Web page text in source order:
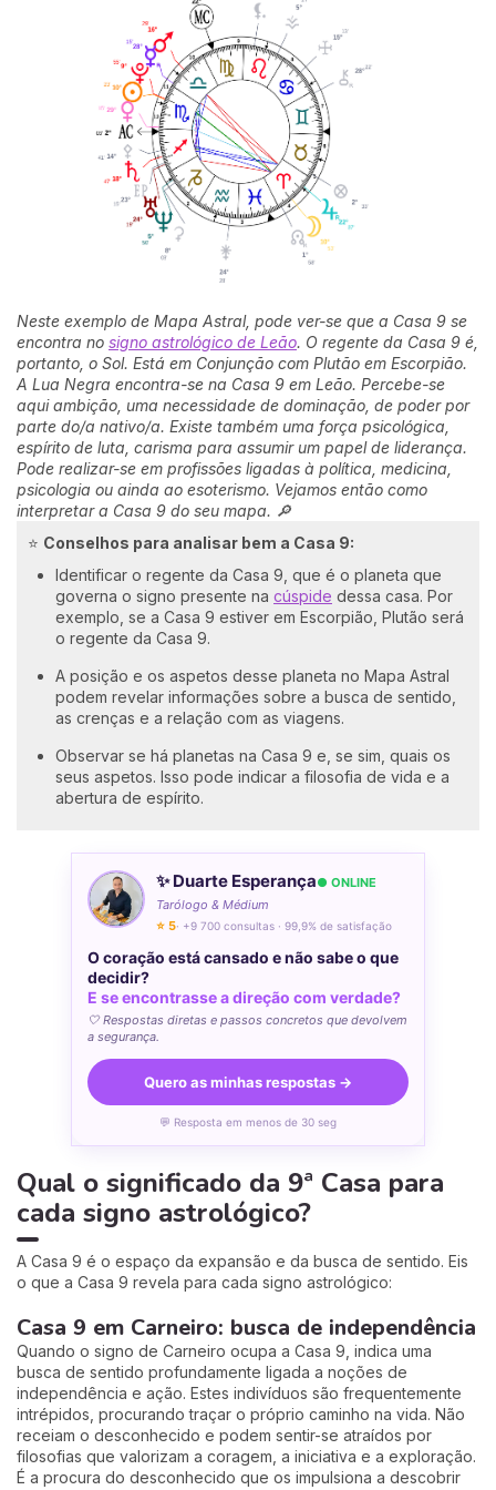
Neste exemplo de Mapa Astral, pode ver-se que a Casa 9 se
encontra no signo astrológico de Leão. O regente da Casa 9 é,
portanto, o Sol. Está em Conjunção com Plutão em Escorpião.
A Lua Negra encontra-se na Casa 9 em Leão. Percebe-se
aqui ambição, uma necessidade de dominação, de poder por
parte do/a nativo/a. Existe também uma força psicológica,
espírito de luta, carisma para assumir um papel de liderança.
Pode realizar-se em profissões ligadas à política, medicina,
psicologia ou ainda ao esoterismo. Vejamos então como
interpretar a Casa 9 do seu mapa. 🔎
⭐ Conselhos para analisar bem a Casa 9:
Identificar o regente da Casa 9, que é o planeta que
governa o signo presente na cúspide dessa casa. Por
exemplo, se a Casa 9 estiver em Escorpião, Plutão será
o regente da Casa 9.
A posição e os aspetos desse planeta no Mapa Astral
podem revelar informações sobre a busca de sentido,
as crenças e a relação com as viagens.
Observar se há planetas na Casa 9 e, se sim, quais os
seus aspetos. Isso pode indicar a filosofia de vida e a
abertura de espírito.
✨ Duarte Esperança● ONLINE
Tarólogo & Médium
⭐ 5· +9 700 consultas · 99,9% de satisfação
O coração está cansado e não sabe o que
decidir?
E se encontrasse a direção com verdade?
🤍 Respostas diretas e passos concretos que devolvem
a segurança.
Quero as minhas respostas →
💬 Resposta em menos de 30 seg
Qual o significado da 9ª Casa para
cada signo astrológico?
A Casa 9 é o espaço da expansão e da busca de sentido. Eis
o que a Casa 9 revela para cada signo astrológico:
Casa 9 em Carneiro: busca de independência
Quando o signo de Carneiro ocupa a Casa 9, indica uma
busca de sentido profundamente ligada a noções de
independência e ação. Estes indivíduos são frequentemente
intrépidos, procurando traçar o próprio caminho na vida. Não
receiam o desconhecido e podem sentir-se atraídos por
filosofias que valorizam a coragem, a iniciativa e a exploração.
É a procura do desconhecido que os impulsiona a descobrir